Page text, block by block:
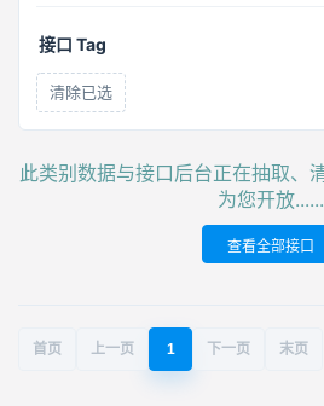
接口 Tag
清除已选
此类别数据与接口后台正在抽取、
为您开放......
查看全部接口
首页 上一页 1 下一页 末页